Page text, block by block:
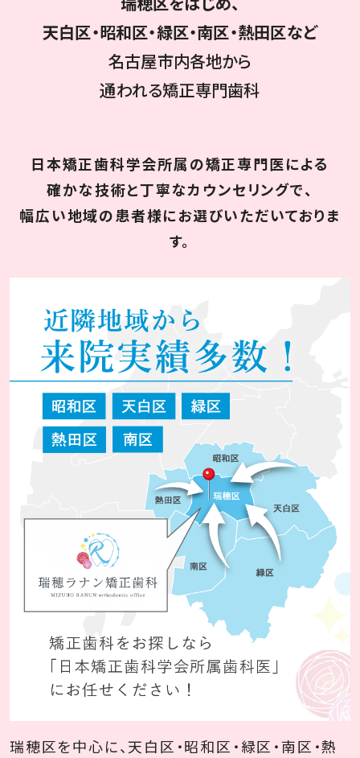
天白区・昭和区・緑区・南区・熱田区など
名古屋市内各地から
通われる矯正専門歯科
日本矯正歯科学会所属の矯正専門医による
確かな技術と丁寧なカウンセリングで、
幅広い地域の患者様にお選びいただいておりま
す。
瑞穂区を中心に、天白区・昭和区・緑区・南区・熱